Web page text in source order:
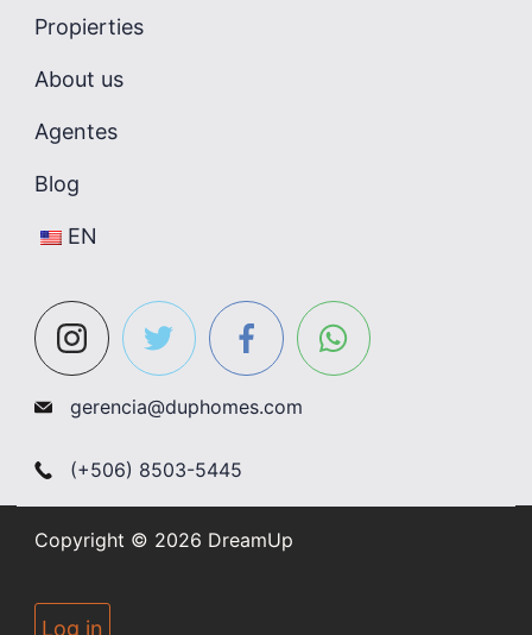
Propierties
About us
Agentes
Blog
EN
gerencia@duphomes.com
(+506) 8503-5445
Copyright © 2026 DreamUp
Log in